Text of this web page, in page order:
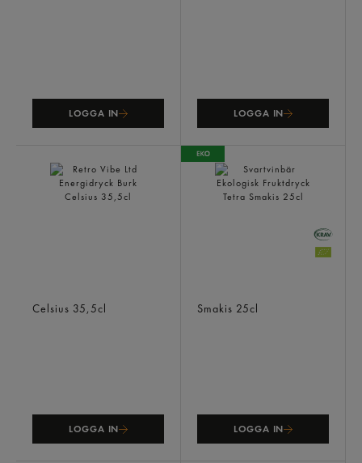
LOGGA IN LOGGA IN
Celsius 35,5cl
LOGGA IN
Smakis 25cl
LOGGA IN